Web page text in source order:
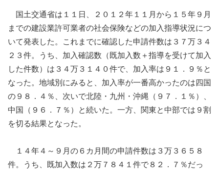
国土交通省は１１日、２０１２年１１月から１５年９月
までの建設業許可業者の社会保険などの加入指導状況につ
いて発表した。これまでに確認した申請件数は３７万３４
２３件。うち、加入確認数（既加入数＋指導を受けて加入
した件数）は３４万３１４０件で、加入率は９１．９％と
なった。地域別にみると、加入率が一番高かったのは四国
の９８．４％、次いで北陸・九州・沖縄（９７．１％）、
中国（９６．７％）と続いた。一方、関東と中部では９割
を切る結果となった。
１４年４～９月の６カ月間の申請件数は３万３６５８
件。うち、既加入数は２万７８４１件で８２．７％だっ